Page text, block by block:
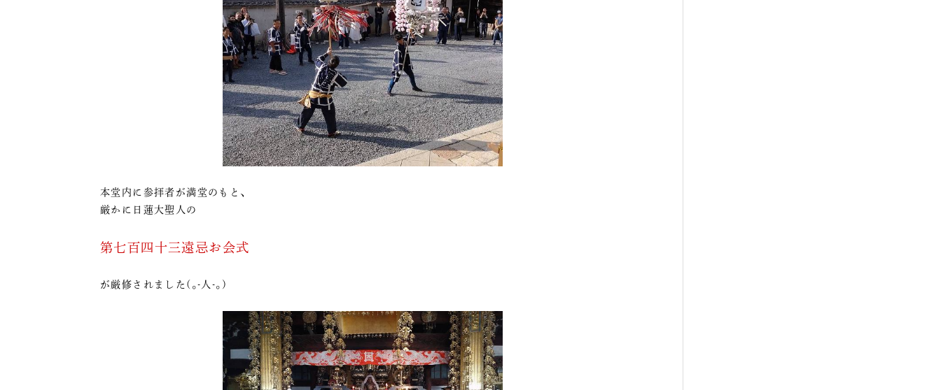
本堂内に参拝者が満堂のもと、
厳かに日蓮大聖人の
第七百四十三遠忌お会式
が厳修されました(｡-人-｡)